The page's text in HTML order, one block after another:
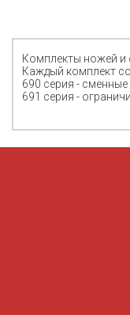
Комплекты ножей и
Каждый комплект
690 серия -
691 серия -